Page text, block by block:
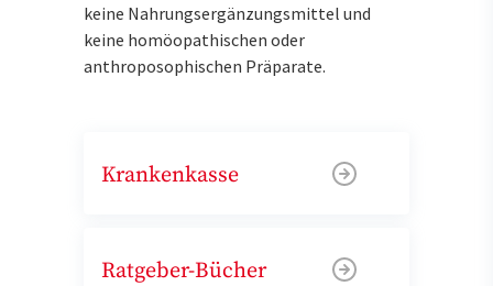
keine Nahrungsergänzungsmittel und
keine homöopathischen oder
anthroposophischen Präparate.
Krankenkasse
Ratgeber-Bücher